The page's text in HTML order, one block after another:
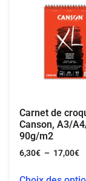
Carnet de
Canson, A3/
90g/m2
6,30€ – 17,00€